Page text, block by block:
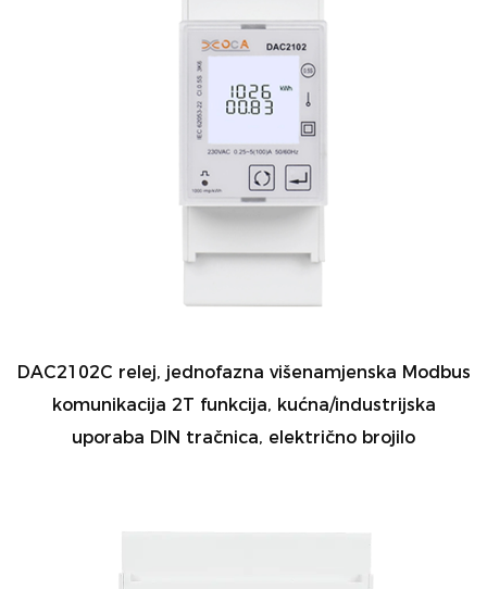
DAC2102C relej, jednofazna višenamjenska Modbus
komunikacija 2T funkcija, kućna/industrijska
uporaba DIN tračnica, električno brojilo